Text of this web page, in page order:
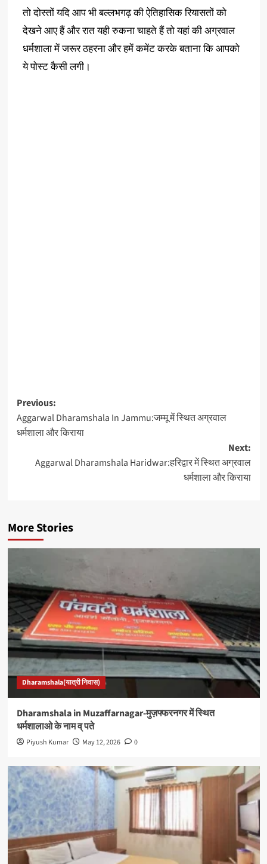
तो दोस्तों यदि आप भी बल्लभगढ़ की ऐतिहासिक रियासतों को
देखने आए हैं और रात यही रुकना चाहते हैं तो यहां की अग्रवाल
धर्मशाला में जरूर ठहरना और हमें कमेंट करके बताना कि आपको
ये पोस्ट कैसी लगी।
Previous:
Aggarwal Dharamshala In Jammu:जम्मू में स्थित अग्रवाल
धर्मशाला और किराया
Next:
Aggarwal Dharamshala Haridwar:हरिद्वार में स्थित अग्रवाल
धर्मशाला और किराया
More Stories
Dharamshala(यात्री निवास)
Dharamshala in Muzaffarnagar-मुज़फ्फरनगर में स्थित
धर्मशालाओ के नाम व् पते
Piyush Kumar May 12, 2026 0